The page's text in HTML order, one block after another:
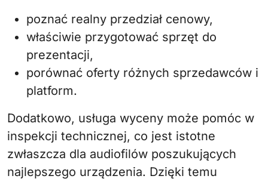
poznać realny przedział cenowy,
właściwie przygotować sprzęt do
prezentacji,
porównać oferty różnych sprzedawców i
platform.
Dodatkowo, usługa wyceny może pomóc w
inspekcji technicznej, co jest istotne
zwłaszcza dla audiofilów poszukujących
najlepszego urządzenia. Dzięki temu